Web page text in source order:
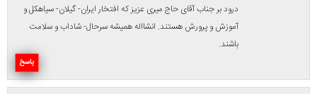
درود بر جناب آقای حاج میری عزیز که افتخار ایران- گیلان- سیاهکل و
آموزش و پرورش هستند. انشااله همیشه سرحال- شاداب و سلامت
باشند.
پاسخ